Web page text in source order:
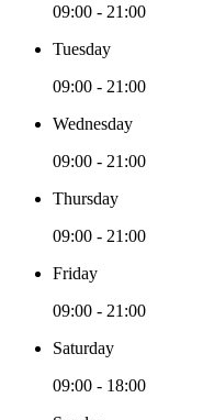
09:00 - 21:00
Tuesday
09:00 - 21:00
Wednesday
09:00 - 21:00
Thursday
09:00 - 21:00
Friday
09:00 - 21:00
Saturday
09:00 - 18:00